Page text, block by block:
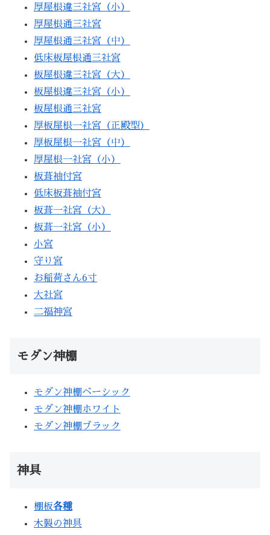
厚屋根違三社宮（小）
厚屋根通三社宮
厚屋根通三社宮（中）
低床板屋根通三社宮
板屋根違三社宮（大）
板屋根違三社宮（小）
板屋根通三社宮
厚板屋根一社宮（正殿型）
厚板屋根一社宮（中）
厚屋根一社宮（小）
板葺袖付宮
低床板葺袖付宮
板葺一社宮（大）
板葺一社宮（小）
小宮
守り宮
お稲荷さん6寸
大社宮
二福神宮
モダン神棚
モダン神棚ベーシック
モダン神棚ホワイト
モダン神棚ブラック
神具
棚板各種
木製の神具